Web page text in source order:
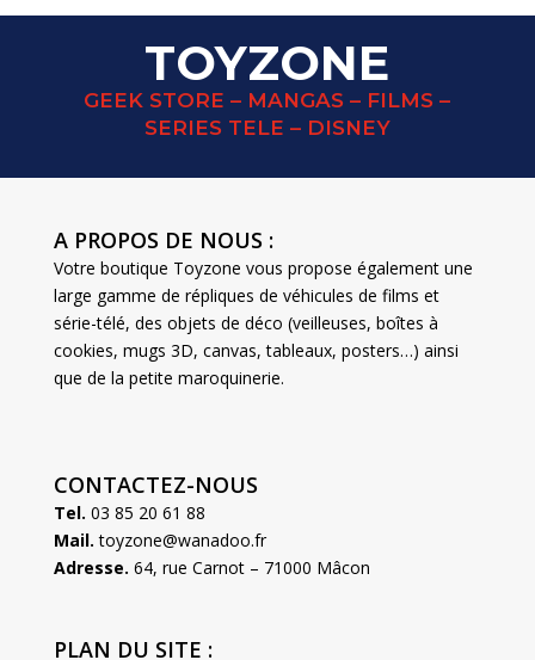
TOYZONE
GEEK STORE – MANGAS – FILMS –
SERIES TELE – DISNEY
A PROPOS DE NOUS :
Votre boutique Toyzone vous propose également une
large gamme de répliques de véhicules de films et
série-télé, des objets de déco (veilleuses, boîtes à
cookies, mugs 3D, canvas, tableaux, posters…) ainsi
que de la petite maroquinerie.
CONTACTEZ-NOUS
Tel. 03 85 20 61 88
Mail. toyzone@wanadoo.fr
Adresse. 64, rue Carnot – 71000 Mâcon
PLAN DU SITE :